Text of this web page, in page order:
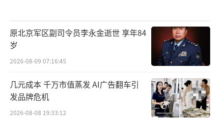
原北京军区副司令员李永金逝世 享年84
岁
2026-08-09 07:16:45
几元成本 千万市值蒸发 AI广告翻车引
发品牌危机
2026-08-08 19:33:12